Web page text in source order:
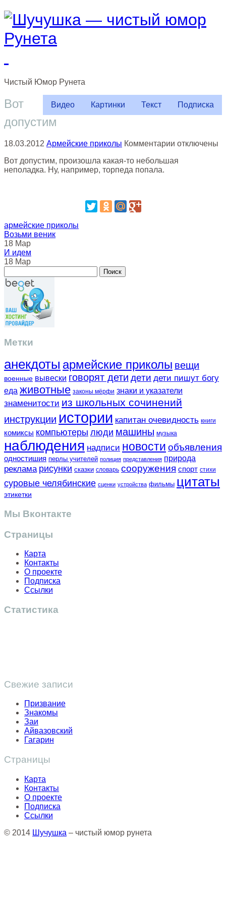
Чистый Юмор Рунета
Видео Картинки Текст Подписка
Вот
допустим
18.03.2012 Армейские приколы Комментарии к
Вот
отключены
Вот допустим, произошла какая-то небольшая
неполадка. Ну, например, торпеда попала.
армейские приколы
Возьми веник
18 Мар
И идем
18 Мар
Метки
анекдоты армейские приколы вещи
военные вывески говорят дети дети дети пишут богу
еда животные законы мёрфи знаки и указатели
знаменитости из школьных сочинений
инструкции истории капитан очевидность книги
комиксы компьютеры люди машины музыка
наблюдения надписи новости объявления
одностишия перлы учителей полиция представления природа
реклама рисунки сказки словарь сооружения спорт стихи
суровые челябинские сценки устройства фильмы цитаты
этикетки
Мы Вконтакте
Страницы
Карта
Контакты
О проекте
Подписка
Ссылки
Статистика
Свежие записи
Призвание
Знакомы
Заи
Айвазовский
Гагарин
Страницы
Карта
Контакты
О проекте
Подписка
Ссылки
© 2014 Шучушка – чистый юмор рунета